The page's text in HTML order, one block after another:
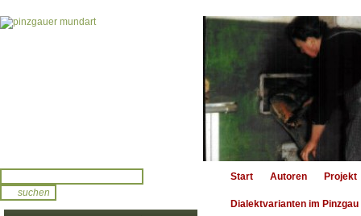
Start Autoren Projekt
Dialektvarianten im Pinzgau